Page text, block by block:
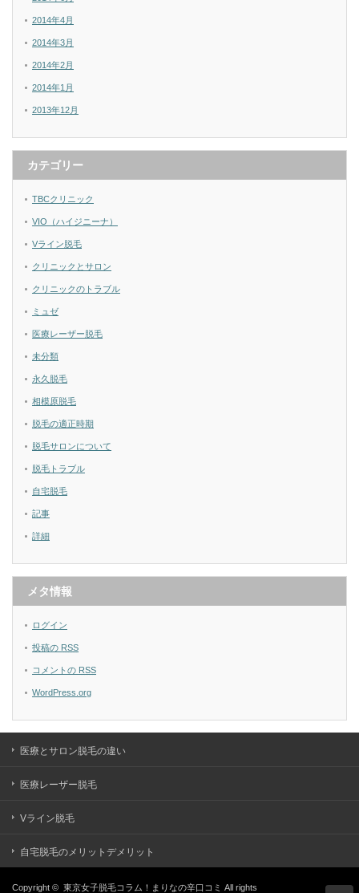
2014年4月
2014年3月
2014年2月
2014年1月
2013年12月
カテゴリー
TBCクリニック
VIO（ハイジニーナ）
Vライン脱毛
クリニックとサロン
クリニックのトラブル
ミュゼ
医療レーザー脱毛
未分類
永久脱毛
相模原脱毛
脱毛の適正時期
脱毛サロンについて
脱毛トラブル
自宅脱毛
記事
詳細
メタ情報
ログイン
投稿の RSS
コメントの RSS
WordPress.org
医療とサロン脱毛の違い
医療レーザー脱毛
Vライン脱毛
自宅脱毛のメリットデメリット
Copyright © 東京女子脱毛コラム！まりなの辛口コミ All rights